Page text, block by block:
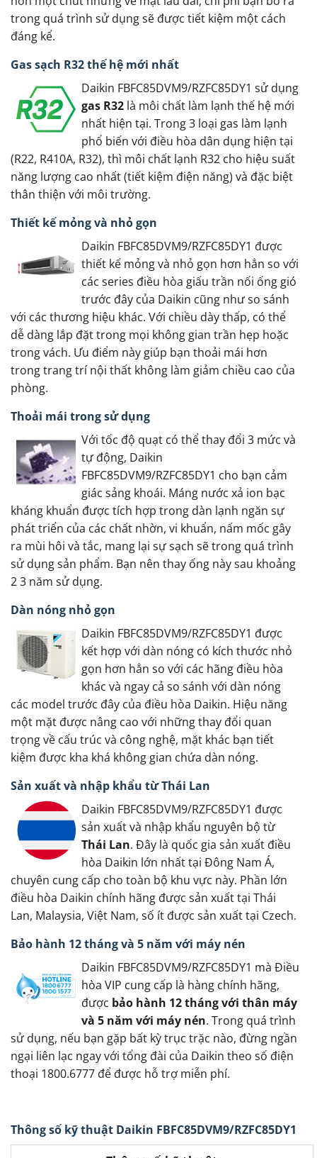
trong quá trình sử dụng sẽ được tiết kiệm một cách
đáng kể.
Gas sạch R32 thế hệ mới nhất
Daikin FBFC85DVM9/RZFC85DY1 sử dụng
gas R32 là môi chất làm lạnh thế hệ mới
nhất hiện tại. Trong 3 loại gas làm lạnh
phổ biến với điều hòa dân dụng hiện tại
(R22, R410A, R32), thì môi chất lạnh R32 cho hiệu suất
năng lượng cao nhất (tiết kiệm điện năng) và đặc biệt
thân thiện với môi trường.
Thiết kế mỏng và nhỏ gọn
Daikin FBFC85DVM9/RZFC85DY1 được
thiết kế mỏng và nhỏ gọn hơn hẳn so với
các series điều hòa giấu trần nối ống gió
trước đây của Daikin cũng như so sánh
với các thương hiệu khác. Với chiều dày thấp, có thể
dễ dàng lắp đặt trong mọi không gian trần hẹp hoặc
trong vách. Ưu điểm này giúp bạn thoải mái hơn
trong trang trí nội thất không làm giảm chiều cao của
phòng.
Thoải mái trong sử dụng
Với tốc độ quạt có thể thay đổi 3 mức và
tự động, Daikin
FBFC85DVM9/RZFC85DY1 cho bạn cảm
giác sảng khoái. Máng nước xả ion bạc
kháng khuẩn được tích hợp trong dàn lạnh ngăn sự
phát triển của các chất nhờn, vi khuẩn, nấm mốc gây
ra mùi hôi và tắc, mang lại sự sạch sẽ trong quá trình
sử dụng sản phẩm. Bạn nên thay ống này sau khoảng
2 3 năm sử dụng.
Dàn nóng nhỏ gọn
Daikin FBFC85DVM9/RZFC85DY1 được
kết hợp với dàn nóng có kích thước nhỏ
gọn hơn hẳn so với các hãng điều hòa
khác và ngay cả so sánh với dàn nóng
các model trước đây của điều hòa Daikin. Hiệu năng
một mặt được nâng cao với những thay đổi quan
trọng về cấu trúc và công nghệ, mặt khác bạn tiết
kiệm được kha khá không gian chứa dàn nóng.
Sản xuất và nhập khẩu từ Thái Lan
Daikin FBFC85DVM9/RZFC85DY1 được
sản xuất và nhập khẩu nguyên bộ từ
Thái Lan. Đây là quốc gia sản xuất điều
hòa Daikin lớn nhất tại Đông Nam Á,
chuyên cung cấp cho toàn bộ khu vực này. Phần lớn
điều hòa Daikin chính hãng được sản xuất tại Thái
Lan, Malaysia, Việt Nam, số ít được sản xuất tại Czech.
Bảo hành 12 tháng và 5 năm với máy nén
Daikin FBFC85DVM9/RZFC85DY1 mà Điều
hòa VIP cung cấp là hàng chính hãng,
được bảo hành 12 tháng với thân máy
và 5 năm với máy nén. Trong quá trình
sử dụng, nếu bạn gặp bất kỳ trục trặc nào, đừng ngần
ngại liên lạc ngay với tổng đài của Daikin theo số điện
thoại 1800.6777 để được hỗ trợ miễn phí.
Thông số kỹ thuật Daikin FBFC85DVM9/RZFC85DY1